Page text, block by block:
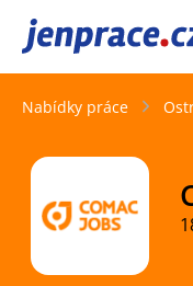
JenPráce.cz
Nabídky práce